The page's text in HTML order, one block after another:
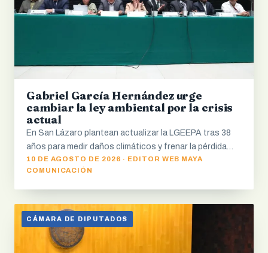
Gabriel García Hernández urge
cambiar la ley ambiental por la crisis
actual
En San Lázaro plantean actualizar la LGEEPA tras 38
años para medir daños climáticos y frenar la pérdida…
10 DE AGOSTO DE 2026 · EDITOR WEB MAYA
COMUNICACIÓN
CÁMARA DE DIPUTADOS